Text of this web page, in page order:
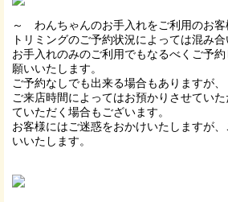
～ わんちゃんのお手入れをご利用のお
トリミングのご予約状況によっては混み合
お手入れのみのご利用でもなるべくご予
願いいたします。
ご予約なしでも出来る場合もありますが、
ご来店時間によってはお預かりさせてい
ていただく場合もございます。
お客様にはご迷惑をおかけいたしますが
いいたします。